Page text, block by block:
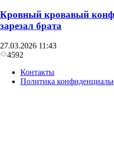
Кровный кровавый
зарезал брата
27.03.2026 11:43
4592
Контакты
Политика